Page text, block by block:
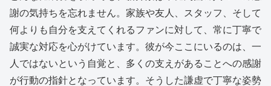
謝の気持ちを忘れません。家族や友人、スタッフ、そして
何よりも自分を支えてくれるファンに対して、常に丁寧で
誠実な対応を心がけています。彼が今ここにいるのは、一
人ではないという自覚と、多くの支えがあることへの感謝
が行動の指針となっています。そうした謙虚で丁寧な姿勢